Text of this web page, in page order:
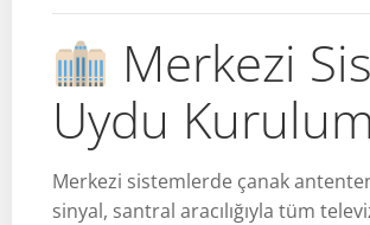
Merkezi
Uydu
Merkezi sistemlerde çanak
sinyal, santral aracılığıyla tüm